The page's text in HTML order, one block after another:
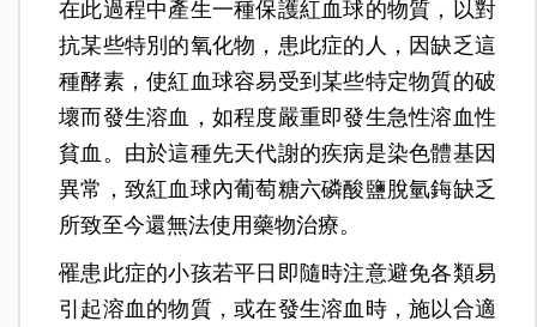
在此過程中產生一種保護紅血球的物質，以對
抗某些特別的氧化物，患此症的人，因缺乏這
種酵素，使紅血球容易受到某些特定物質的破
壞而發生溶血，如程度嚴重即發生急性溶血性
貧血。由於這種先天代謝的疾病是染色體基因
異常，致紅血球內葡萄糖六磷酸鹽脫氫鋂缺乏
所致至今還無法使用藥物治療。
罹患此症的小孩若平日即隨時注意避免各類易
引起溶血的物質，或在發生溶血時，施以合適